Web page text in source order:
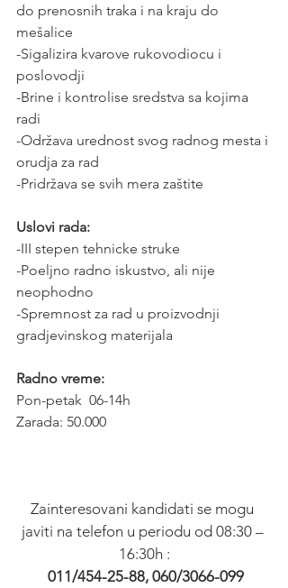
do prenosnih traka i na kraju do
mešalice
-Sigalizira kvarove rukovodiocu i
poslovodji
-Brine i kontrolise sredstva sa kojima
radi
-Održava urednost svog radnog mesta i
orudja za rad
-Pridržava se svih mera zaštite
Uslovi rada:
-III stepen tehnicke struke
-Poeljno radno iskustvo, ali nije
neophodno
-Spremnost za rad u proizvodnji
gradjevinskog materijala
Radno vreme:
Pon-petak  06-14h
Zarada: 50.000
Zainteresovani kandidati se mogu
javiti na telefon u periodu od 08:30 –
16:30h :
011/454-25-88, 060/3066-099